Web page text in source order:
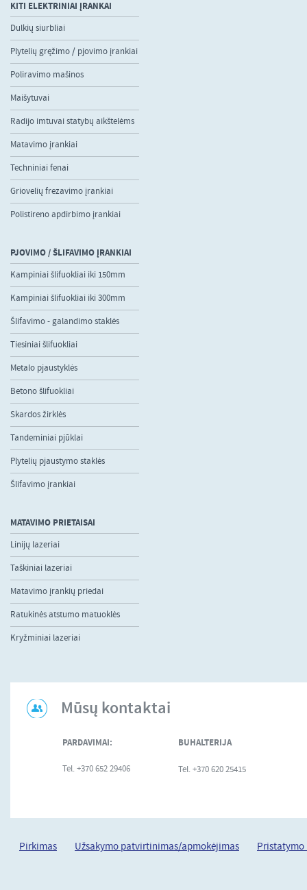
KITI ELEKTRINIAI ĮRANKAI
Dulkių siurbliai
Plytelių gręžimo / pjovimo įrankiai
Poliravimo mašinos
Maišytuvai
Radijo imtuvai statybų aikštelėms
Matavimo įrankiai
Techniniai fenai
Griovelių frezavimo įrankiai
Polistireno apdirbimo įrankiai
PJOVIMO / ŠLIFAVIMO ĮRANKIAI
Kampiniai šlifuokliai iki 150mm
Kampiniai šlifuokliai iki 300mm
Šlifavimo - galandimo staklės
Tiesiniai šlifuokliai
Metalo pjaustyklės
Betono šlifuokliai
Skardos žirklės
Tandeminiai pjūklai
Plytelių pjaustymo staklės
Šlifavimo įrankiai
MATAVIMO PRIETAISAI
Linijų lazeriai
Taškiniai lazeriai
Matavimo įrankių priedai
Ratukinės atstumo matuoklės
Kryžminiai lazeriai
Mūsų kontaktai
PARDAVIMAI:
Tel. +370 652 29406
BUHALTERIJA
Tel. +370 620 25415
Pirkimas Užsakymo patvirtinimas/apmokėjimas Pristatymo